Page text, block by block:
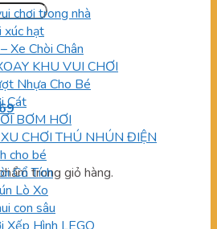
trong giỏ hàng.
chơi trong nhà
xúc hạt
Xe Chòi Chân
KHU VUI CHƠI
Nhựa Cho Bé
Cát
BƠM HƠI
CHƠI THÚ NHÚN ĐIỆN
cho bé
Cổ Tích
Lò Xo
con sâu